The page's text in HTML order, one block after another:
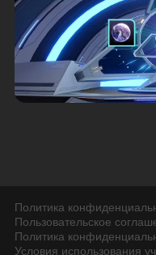
Политика
Пользовательское
Политика
Условия использования